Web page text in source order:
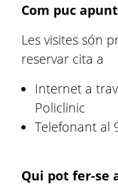
Com puc
Les visites són
reservar cita a
Internet a
Policlinic
Telefonant al
Qui pot fer-se